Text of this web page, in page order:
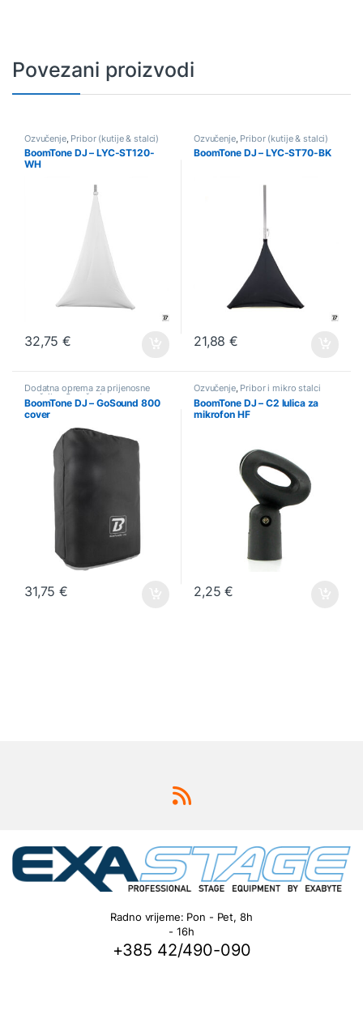
Povezani proizvodi
Ozvučenje, Pribor (kutije & stalci)
BoomTone DJ – LYC-ST120-
WH
32,75€
Ozvučenje, Pribor (kutije & stalci)
BoomTone DJ – LYC-ST70-BK
21,88€
Dodatna oprema za prijenosne
zvučnike Ozvučenje
BoomTone DJ – GoSound 800
cover
31,75€
Ozvučenje, Pribor i mikro stalci
BoomTone DJ – C2 lulica za
mikrofon HF
2,25€
Radno vrijeme: Pon - Pet, 8h
- 16h
+385 42/490-090